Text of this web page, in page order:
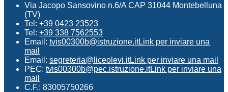
Via Jacopo Sansovino n.6/A CAP 31044 Montebelluna
(TV)
Tel: +39 0423 23523
Tel: +39 338 7562553
Email: tvis00300b@istruzione.itLink per inviare una
mail
Email: segreteria@liceolevi.itLink per inviare una mail
PEC: tvis00300b@pec.istruzione.itLink per inviare una
mail
C.F.: 83005750266